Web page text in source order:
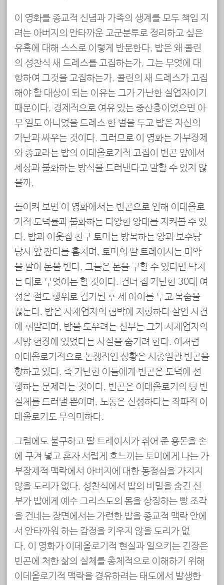
이 영화를 종교적 신념과 가족의 생계를 모두 책임 지
려는 아버지의 안타까운 고군분투로 정리하고 싶은
유혹에 대해 스스로 이렇게 반문한다. 밥은 왜 콜린
의 성찬식 새 드레스를 고집하는가. 그는 무엇에 대
항하여 그것을 고집하는가. 콜린의 새 드레스가 고집
해야 할 대상이 되는 이유는 그가 가난한 실업자이기
때문이다. 경제적으로 여유 있는 중산층이었으면 아
무 일도 아니었을 드레스 한 벌을 두고 밥은 자신의
가난과 싸우는 것이다. 그러므로 이 영화는 가부장제
와 종교라는 밥의 이데올로기적 고집이 빈곤 앞에서
세상과 불화하는 방식을 드러낸다고 말할 수 있지 않
을까.
돌이켜 보면 이 영화에서는 빈곤으로 인해 이데올로
기적 도덕률과 불화하는 다양한 양태를 지켜볼 수 있
다. 밥과 이웃집 친구 토미는 방목하는 양과 보수당
당사 앞 잔디를 훔치며, 토미의 딸 트레이시는 마약
을 팔아 돈을 번다. 그들은 돈을 구할 수 있다면 닥치
는 대로 무엇이든 할 것이다. 건너 집 가난한 30대 여
성은 절도 행위로 검거된 후 세 아이를 두고 목숨을
끊는다. 밥은 사채업자의 협박에 저항하다 살인 사건
에 휘말리며, 밥을 도우려는 신부는 그가 사채업자의
사망 현장에 있었다는 사실을 숨기려 한다. 이처럼
이데올로기적으로 논쟁적인 상황은 시종일관 빈곤을
향하고 있다. 즉 가난한 이들에게 빈곤은 도덕에 선
행하는 문제라는 것이다. 빈곤은 이데올로기의 텅 빈
실체를 드러낼 뿐이며, 노동은 신성하다는 좌파적 이
데올로기도 무의미하다.
그럼에도 불구하고 딸 트레이시가 쥐어 준 용돈을 손
에 구겨 넣고 혼자 서럽게 흐느끼는 토미에게 나는 가
부장제적 맥락에서 아버지에 대한 동정심을 가지지
않을 도리가 없다. 성찬식에서 밥의 비밀을 숨긴 신
부가 밥에게 예수 그리스도의 몸을 상징하는 빵 조각
을 건네는 장면에서는 가련한 밥을 종교적 맥락 안에
서 안타까워 하는 감정을 키우지 않을 도리가 없
다. 이 영화가 이데올로기적 현실과 일으키는 긴장은
빈곤에 처한 삶의 실체를 총체적으로 이해하기 위해
이데올로기적 맥락을 경유하려는 태도에서 발생한